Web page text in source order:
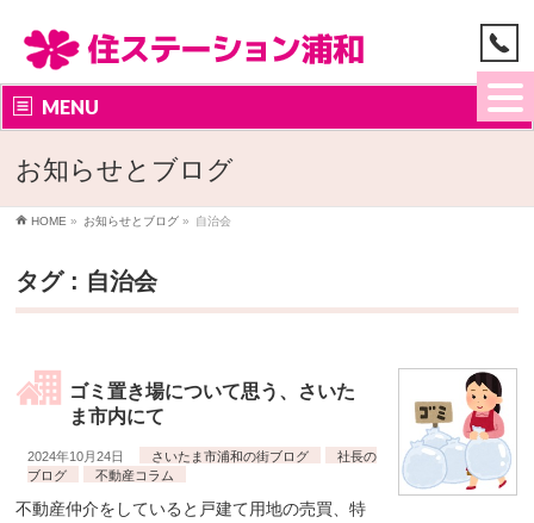
MENU
お知らせとブログ
HOME » お知らせとブログ » 自治会
タグ : 自治会
ゴミ置き場について思う、さいた
ま市内にて
2024年10月24日 さいたま市浦和の街ブログ
社長の
ブログ
不動産コラム
不動産仲介をしていると戸建て用地の売買、特